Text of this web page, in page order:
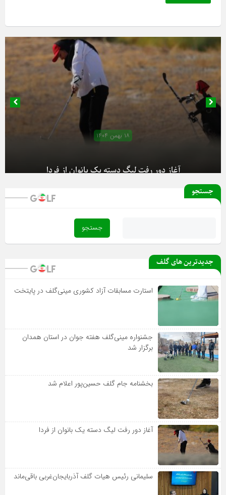
۱۸ بهمن ۱۴۰۴
جستجو
جدیدترین های گلف
استارت مسابقات آزاد کشوری مینی‌گلف در پایتخت
جشنواره مینی‌گلف هفته جوان در استان همدان
برگزار شد
بخشنامه جام گلف حسین‌پور اعلام شد
آغاز دور رفت لیگ دسته یک بانوان از فردا
سلیمانی رئیس هیات گلف آذربایجان‌غربی باقی‌ماند